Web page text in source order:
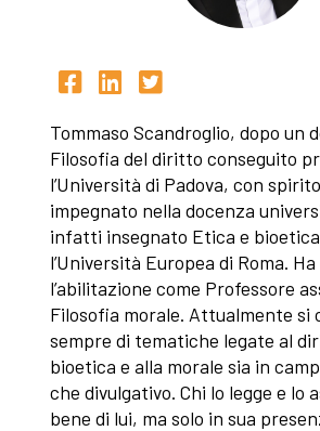
Tommaso Scandroglio, dopo un
Filosofia del diritto conseguito
l’Università di Padova, con
impegnato nella docenza
infatti insegnato Etica e
l’Università Europea di Roma.
l’abilitazione come Professore
Filosofia morale. Attualmente si
sempre di tematiche legate al
bioetica e alla morale sia in
che divulgativo. Chi lo legge e lo
bene di lui, ma solo in sua